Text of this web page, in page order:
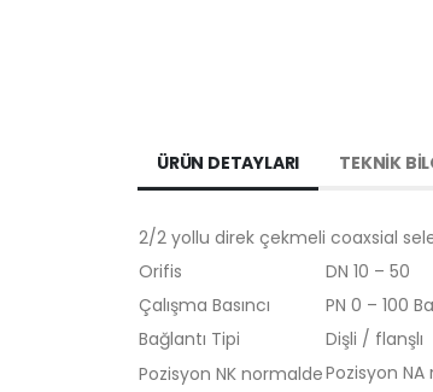
ÜRÜN DETAYLARI TEKNİK
2/2 yollu direk çekmeli coaxsial
Orifis
DN 10 – 50
Çalışma Basıncı
PN 0 – 100
Bağlantı Tipi
Dişli / flanşlı
Pozisyon NK normaldePozisyon